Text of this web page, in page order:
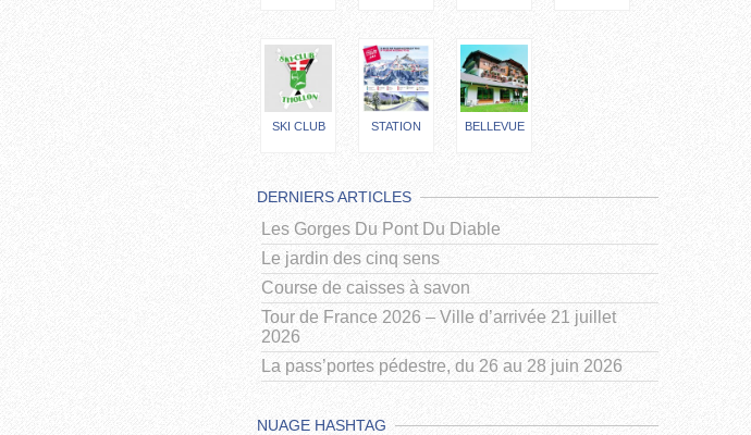
SKI CLUB STATION BELLEVUE
DERNIERS ARTICLES
Les Gorges Du Pont Du Diable
Le jardin des cinq sens
Course de caisses à savon
Tour de France 2026 – Ville d’arrivée 21 juillet
2026
La pass’portes pédestre, du 26 au 28 juin 2026
NUAGE HASHTAG